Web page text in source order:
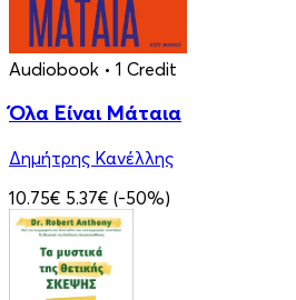
Audiobook • 1 Credit
Όλα Είναι Μάταια
Δημήτρης Κανέλλης
10.75€ 5.37€ (-50%)